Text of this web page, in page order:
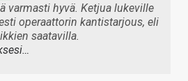
varmasti hyvä. Ketjua lukeville
operaattorin kantistarjous, eli
saatavilla.